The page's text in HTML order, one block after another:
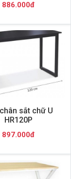
886.000đ
sắt chữ U
HR120P
897.000đ